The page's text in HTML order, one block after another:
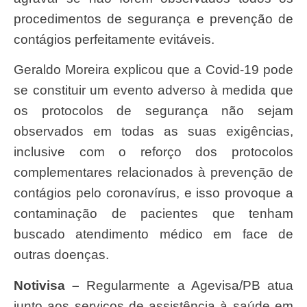
procedimentos de segurança e prevenção de
contágios perfeitamente evitáveis.
Geraldo Moreira explicou que a Covid-19 pode
se constituir um evento adverso à medida que
os protocolos de segurança não sejam
observados em todas as suas exigências,
inclusive com o reforço dos protocolos
complementares relacionados à prevenção de
contágios pelo coronavírus, e isso provoque a
contaminação de pacientes que tenham
buscado atendimento médico em face de
outras doenças.
Notivisa – Regularmente a Agevisa/PB atua